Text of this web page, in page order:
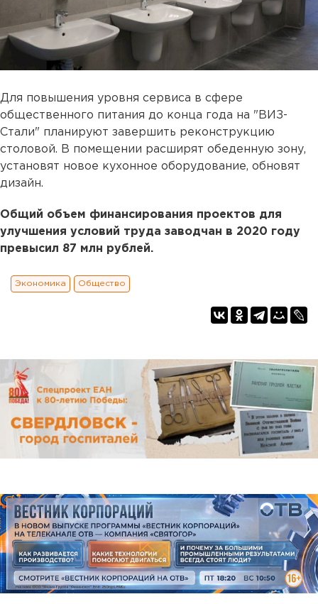
Для повышения уровня сервиса в сфере
общественного питания до конца года на "ВИЗ-
Стали" планируют завершить реконструкцию
столовой. В помещении расширят обеденную зону,
установят новое кухонное оборудование, обновят
дизайн.
Общий объем финансирования проектов для
улучшения условий труда заводчан в 2020 году
превысил 87 млн рублей.
Экономика Общество